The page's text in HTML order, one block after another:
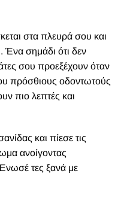
στα πλευρά σου και
Ένα σημάδι ότι δεν
σου προεξέχουν όταν
πρόσθιους οδοντωτούς
πιο λεπτές και
και πίεσε τις
ανοίγοντας
τες ξανά με